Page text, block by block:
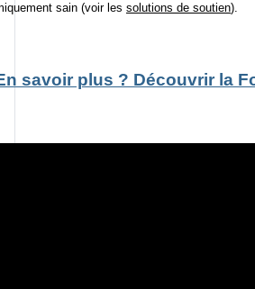
sain (voir les solutions de soutien).
savoir plus ? Découvrir la